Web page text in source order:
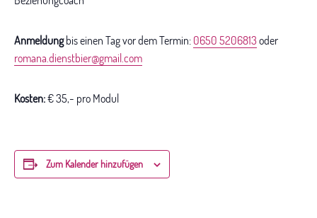
Anmeldungbis einen Tag vor dem Termin: 0650 5206813 oder
romana.dienstbier@gmail.com
Kosten:€ 35,- pro Modul
Zum Kalender hinzufügen